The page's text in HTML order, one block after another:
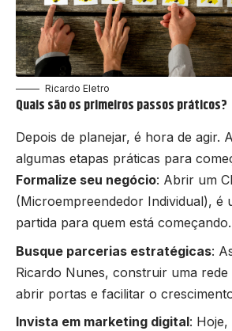
Ricardo Eletro
Quais são os primeiros passos práticos?
Depois de planejar, é hora de agir.
algumas etapas práticas para
Formalize seu negócio: Abrir um
(Microempreendedor Individual), é
partida para quem está começando.
Busque parcerias estratégicas:
Ricardo Nunes, construir uma
abrir portas e facilitar o
Invista em marketing digital: